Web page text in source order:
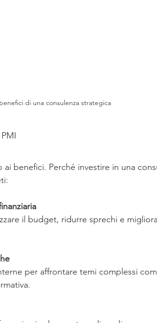
di una consulenza strategica
benefici. Perché investire in una
il budget, ridurre sprechi e
per affrontare temi complessi